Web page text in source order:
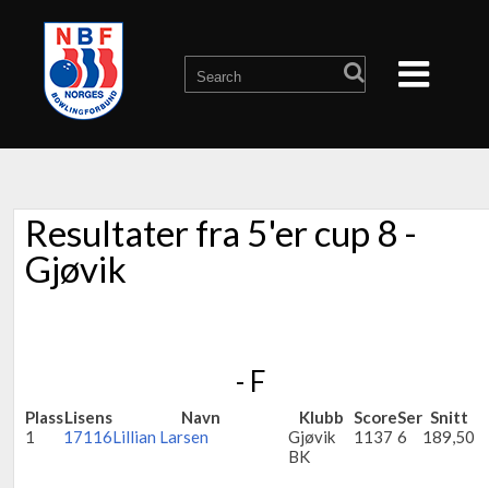
Resultater fra 5'er cup 8 -
Gjøvik
- F
PlassLisens Navn Klubb ScoreSer Snitt
1
17116Lillian Larsen
Gjøvik
BK
1137 6 189,50